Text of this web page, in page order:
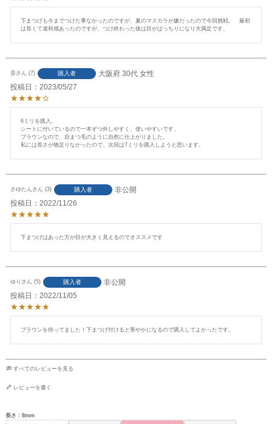
下まつげも今までつけた事なかったのですが、夏のマスカラが嫌だったので今回挑戦。　最初
は長くて違和感あったのですが、つけ終わった後は目がぱっちりになり大満足です。
音 7 購入者 大阪府 30代 女性
投稿日
2023/05/27
6ミリを購入。
シートに付いているので一本ずつ外しやすく、使いやすいです。
ブラウンなので、自まつ毛のように自然に仕上がりました。
私には長さが物足りなかったので、次回は7ミリを購入しようと思います。
さゆたん 3 購入者
非公開
投稿日
2022/11/26
下まつげはあった方が目が大きく見えるのでオススメです
ゆり 5 購入者
非公開
投稿日
2022/11/05
ブラウンを待ってました！下まつげ付けると華やかになるので購入してよかったです。
すべてのレビューを見る
レビューを書く
長さ
8mm